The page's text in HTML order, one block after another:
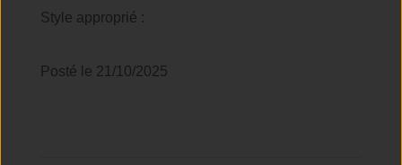
Style approprié :
Posté le 21/10/2025